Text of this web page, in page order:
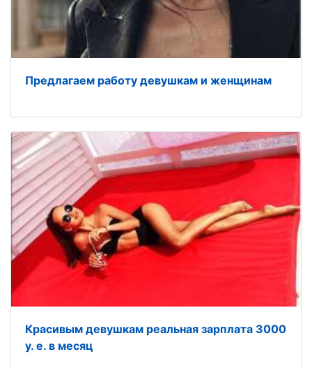
Предлагаем работу девушкам и женщинам
Красивым девушкам реальная зарплата 3000
у. е. в месяц